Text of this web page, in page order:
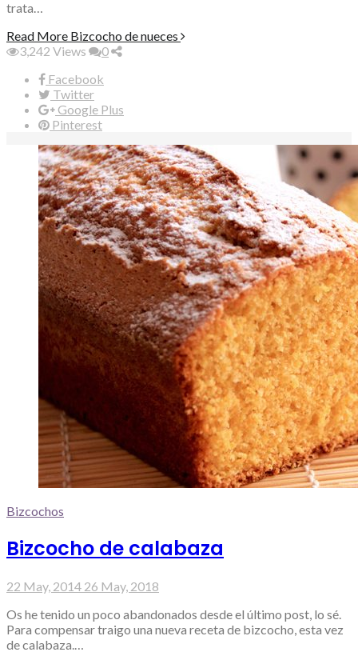
trata…
Read More Bizcocho de nueces
3,242 Views
0
Facebook
Twitter
Google Plus
Pinterest
Bizcochos
Bizcocho de calabaza
22 May, 2014 26 May, 2018
Os he tenido un poco abandonados desde el último post, lo sé.
Para compensar traigo una nueva receta de bizcocho, esta vez
de calabaza.…